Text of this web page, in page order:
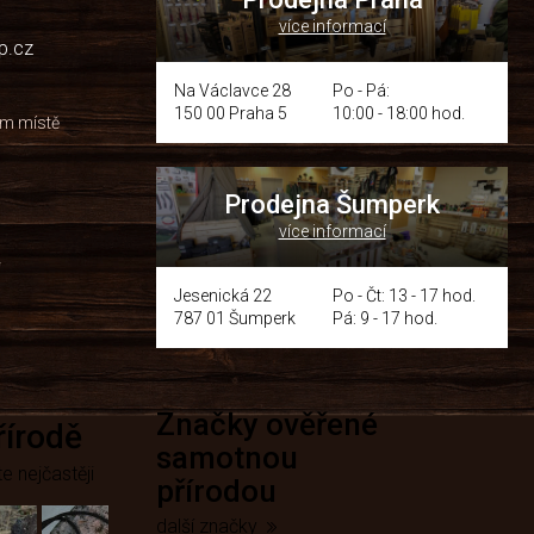
místě
více informací
Na Václavce 28
150 00 Praha 5
Po - Pá:
10:00 - 18:00 hod.
Prodejna Šumperk
více informací
Jesenická 22
787 01 Šumperk
Po - Čt: 13 - 17 hod.
Pá: 9 - 17 hod.
nejčastěji
Značky ověřené
samotnou
přírodou
další značky